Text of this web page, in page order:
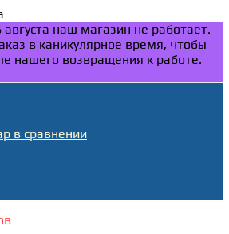
наш магазин не работает.
в каникулярное время, чтобы
нашего возвращения к работе.
в сравнении